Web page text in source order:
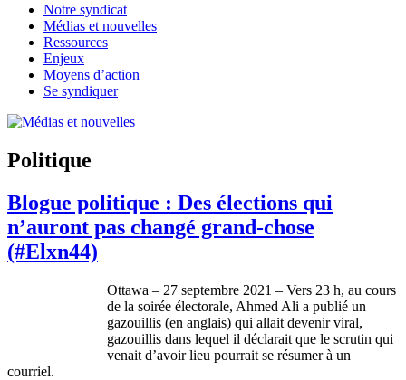
Notre syndicat
Médias et nouvelles
Ressources
Enjeux
Moyens d’action
Se syndiquer
Politique
Blogue politique : Des élections qui
n’auront pas changé grand-chose
(#Elxn44)
Ottawa – 27 septembre 2021 – Vers 23 h, au cours
de la soirée électorale, Ahmed Ali a publié un
gazouillis (en anglais) qui allait devenir viral,
gazouillis dans lequel il déclarait que le scrutin qui
venait d’avoir lieu pourrait se résumer à un
courriel.